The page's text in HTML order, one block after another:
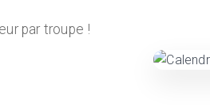
par troupe !